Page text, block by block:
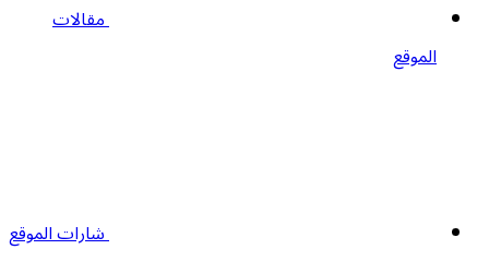
مقالات
الموقع
شارات الموقع